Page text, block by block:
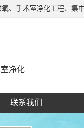
、手术室净化工程、
经验丰富的施工队伍，
净化
联系我们